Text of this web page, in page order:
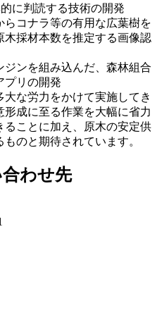
に判読する技術の開発
らコナラ等の有用な広葉樹を
採材本数を推定する画像認
ジンを組み込んだ、森林組合
プリの開発
な労力をかけて実施してき
成に至る作業を大幅に省力
ことに加え、原木の安定供
のと期待されています。
わせ先